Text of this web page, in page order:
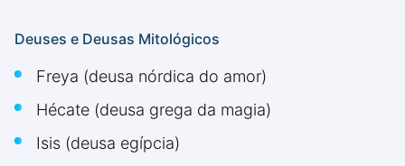
Deuses e Deusas Mitológicos
Freya (deusa nórdica do amor)
Hécate (deusa grega da magia)
Isis (deusa egípcia)